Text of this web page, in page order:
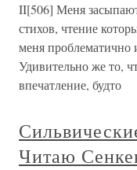
II[506] Меня
стихов, чтение
меня проблематично
Удивительно же то,
впечатление, будто
Читаю